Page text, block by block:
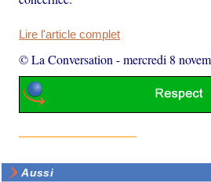
Lire l'article complet
© La Conversation -mercredi 8
Aussi